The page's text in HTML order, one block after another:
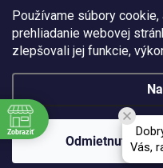
Používame súbory
prehliadanie webovej
zlepšovali jej funkcie,
Odmietnuť
údajov
Prihlásiť sa
Copyright 2026
Vás,
Zobraziť